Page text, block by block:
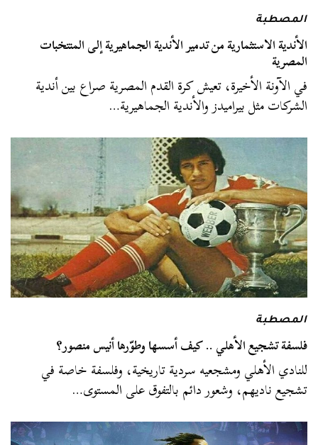
المصطبة
الأندية الاستثمارية من تدمير الأندية الجماهيرية إلى المنتخبات
المصرية
في الآونة الأخيرة، تعيش كرة القدم المصرية صراع بين أندية
الشركات مثل بيراميدز والأندية الجماهيرية…
المصطبة
فلسفة تشجيع الأهلي .. كيف أسسها وطوّرها أنيس منصور؟
للنادي الأهلي ومشجعيه سردية تاريخية، وفلسفة خاصة في
تشجيع ناديهم، وشعور دائم بالتفوق على المستوى…